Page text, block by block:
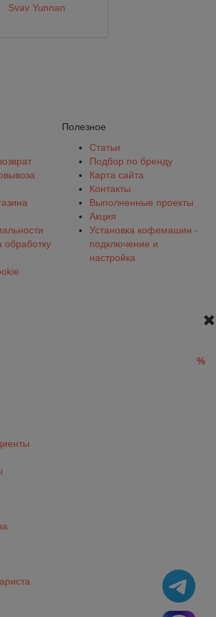
Svay Yunnan
обработку
Полезное
Статьи
Подбор по бренду
Карта сайта
Контакты
Выполненные проекты
Акция
Установка кофемашин -
подключение и
настройка
%